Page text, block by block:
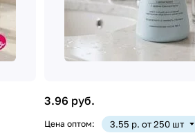
3.96 руб.
Цена оптом: 3.55 р. от 250 шт